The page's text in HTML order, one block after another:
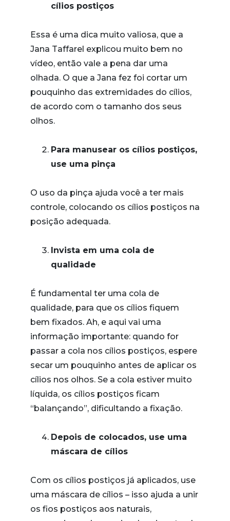
cílios postiços
Essa é uma dica muito valiosa, que a
Jana Taffarel explicou muito bem no
vídeo, então vale a pena dar uma
olhada. O que a Jana fez foi cortar um
pouquinho das extremidades do cílios,
de acordo com o tamanho dos seus
olhos.
Para manusear os cílios postiços,
use uma pinça
O uso da pinça ajuda você a ter mais
controle, colocando os cílios postiços na
posição adequada.
Invista em uma cola de
qualidade
É fundamental ter uma cola de
qualidade, para que os cílios fiquem
bem fixados. Ah, e aqui vai uma
informação importante: quando for
passar a cola nos cílios postiços, espere
secar um pouquinho antes de aplicar os
cílios nos olhos. Se a cola estiver muito
líquida, os cílios postiços ficam
“balançando”, dificultando a fixação.
Depois de colocados, use uma
máscara de cílios
Com os cílios postiços já aplicados, use
uma máscara de cílios – isso ajuda a unir
os fios postiços aos naturais,